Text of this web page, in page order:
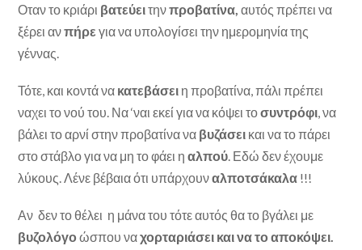
Οταν το κριάρι βατεύειτηνπροβατίνα,αυτός πρέπει να
ξέρει ανπήρε για να υπολογίσει την ημερομηνία της
γέννας.
Τότε, και κοντά να κατεβάσει η προβατίνα, πάλι πρέπει
ναχει το νού του. Να ‘ναι εκεί για να κόψει τοσυντρόφι, να
βάλει το αρνί στην προβατίνα να βυζάσει και να το πάρει
στο στάβλο για να μη το φάει ηαλπού. Εδώ δεν έχουμε
λύκους. Λένε βέβαια ότι υπάρχουναλποτσάκαλα !!!
Αν δεν το θέλει η μάνα του τότε αυτός θα το βγάλει με
βυζολόγο ώσπου ναχορταριάσει και να το αποκόψει.